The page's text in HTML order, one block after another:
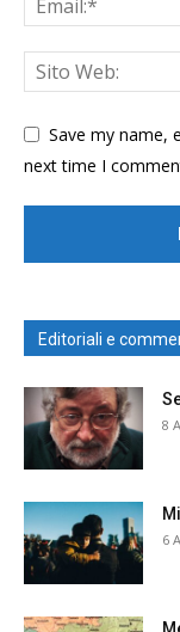
Save my name,
next time I
Editoriali e
8
6